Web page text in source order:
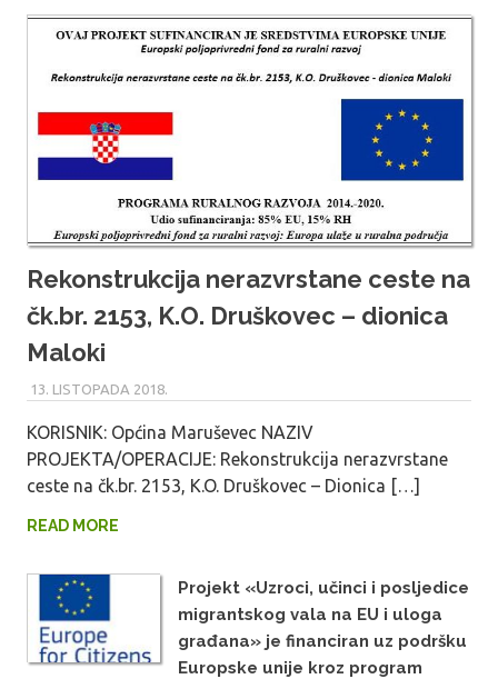
Rekonstrukcija nerazvrstane ceste na
čk.br. 2153, K.O. Druškovec – dionica
Maloki
13. LISTOPADA 2018.
KORISNIK: Općina Maruševec NAZIV
PROJEKTA/OPERACIJE: Rekonstrukcija nerazvrstane
ceste na čk.br. 2153, K.O. Druškovec – Dionica […]
READ MORE
Projekt «Uzroci, učinci i posljedice
migrantskog vala na EU i uloga
građana» je financiran uz podršku
Europske unije kroz program